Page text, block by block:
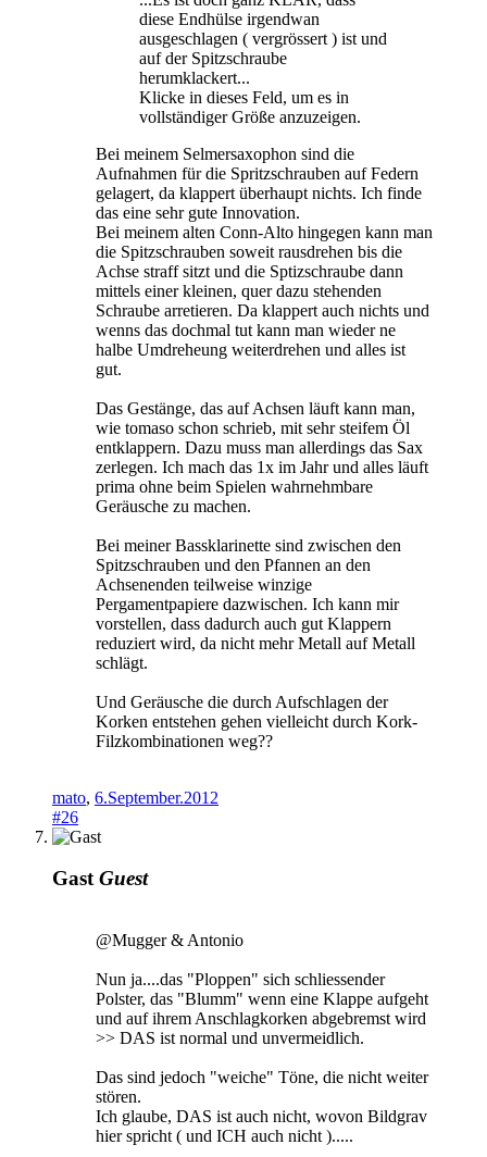
diese Endhülse irgendwan
ausgeschlagen ( vergrössert ) ist und
auf der Spitzschraube
herumklackert...
Klicke in dieses Feld, um es in
vollständiger Größe anzuzeigen.
Bei meinem Selmersaxophon sind die
Aufnahmen für die Spritzschrauben auf Federn
gelagert, da klappert überhaupt nichts. Ich finde
das eine sehr gute Innovation.
Bei meinem alten Conn-Alto hingegen kann man
die Spitzschrauben soweit rausdrehen bis die
Achse straff sitzt und die Sptizschraube dann
mittels einer kleinen, quer dazu stehenden
Schraube arretieren. Da klappert auch nichts und
wenns das dochmal tut kann man wieder ne
halbe Umdreheung weiterdrehen und alles ist
gut.
Das Gestänge, das auf Achsen läuft kann man,
wie tomaso schon schrieb, mit sehr steifem Öl
entklappern. Dazu muss man allerdings das Sax
zerlegen. Ich mach das 1x im Jahr und alles läuft
prima ohne beim Spielen wahrnehmbare
Geräusche zu machen.
Bei meiner Bassklarinette sind zwischen den
Spitzschrauben und den Pfannen an den
Achsenenden teilweise winzige
Pergamentpapiere dazwischen. Ich kann mir
vorstellen, dass dadurch auch gut Klappern
reduziert wird, da nicht mehr Metall auf Metall
schlägt.
Und Geräusche die durch Aufschlagen der
Korken entstehen gehen vielleicht durch Kork-
Filzkombinationen weg??
mato, 6.September.2012
#26
Gast Guest
@Mugger & Antonio
Nun ja....das "Ploppen" sich schliessender
Polster, das "Blumm" wenn eine Klappe aufgeht
und auf ihrem Anschlagkorken abgebremst wird
>> DAS ist normal und unvermeidlich.
Das sind jedoch "weiche" Töne, die nicht weiter
stören.
Ich glaube, DAS ist auch nicht, wovon Bildgrav
hier spricht ( und ICH auch nicht ).....